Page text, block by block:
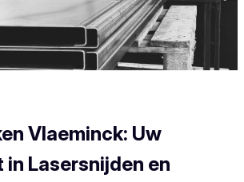
Vlaeminck: Uw
in Lasersnijden en